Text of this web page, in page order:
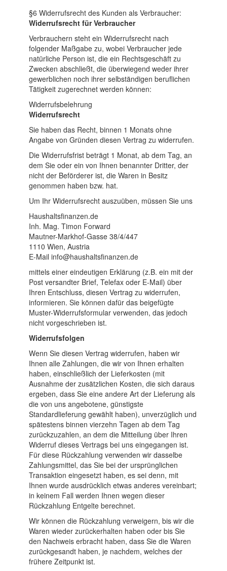
§6 Widerrufsrecht des Kunden als Verbraucher:
Widerrufsrecht für Verbraucher
Verbrauchern steht ein Widerrufsrecht nach
folgender Maßgabe zu, wobei Verbraucher jede
natürliche Person ist, die ein Rechtsgeschäft zu
Zwecken abschließt, die überwiegend weder ihrer
gewerblichen noch ihrer selbständigen beruflichen
Tätigkeit zugerechnet werden können:
Widerrufsbelehrung
Widerrufsrecht
Sie haben das Recht, binnen 1 Monats ohne
Angabe von Gründen diesen Vertrag zu widerrufen.
Die Widerrufsfrist beträgt 1 Monat, ab dem Tag, an
dem Sie oder ein von Ihnen benannter Dritter, der
nicht der Beförderer ist, die Waren in Besitz
genommen haben bzw. hat.
Um Ihr Widerrufsrecht auszuüben, müssen Sie uns
Haushaltsfinanzen.de
Inh. Mag. Timon Forward
Mautner-Markhof-Gasse 38/4/447
1110 Wien, Austria
E-Mail info@haushaltsfinanzen.de
mittels einer eindeutigen Erklärung (z.B. ein mit der
Post versandter Brief, Telefax oder E-Mail) über
Ihren Entschluss, diesen Vertrag zu widerrufen,
informieren. Sie können dafür das beigefügte
Muster-Widerrufsformular verwenden, das jedoch
nicht vorgeschrieben ist.
Widerrufsfolgen
Wenn Sie diesen Vertrag widerrufen, haben wir
Ihnen alle Zahlungen, die wir von Ihnen erhalten
haben, einschließlich der Lieferkosten (mit
Ausnahme der zusätzlichen Kosten, die sich daraus
ergeben, dass Sie eine andere Art der Lieferung als
die von uns angebotene, günstigste
Standardlieferung gewählt haben), unverzüglich und
spätestens binnen vierzehn Tagen ab dem Tag
zurückzuzahlen, an dem die Mitteilung über Ihren
Widerruf dieses Vertrags bei uns eingegangen ist.
Für diese Rückzahlung verwenden wir dasselbe
Zahlungsmittel, das Sie bei der ursprünglichen
Transaktion eingesetzt haben, es sei denn, mit
Ihnen wurde ausdrücklich etwas anderes vereinbart;
in keinem Fall werden Ihnen wegen dieser
Rückzahlung Entgelte berechnet.
Wir können die Rückzahlung verweigern, bis wir die
Waren wieder zurückerhalten haben oder bis Sie
den Nachweis erbracht haben, dass Sie die Waren
zurückgesandt haben, je nachdem, welches der
frühere Zeitpunkt ist.